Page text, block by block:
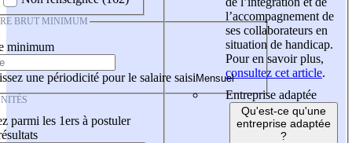
BRUT MINIMUM
minimum
une périodicité pour le salaire saisi
parmi les 1ers à postuler
l’accompagnement de
ses collaborateurs en
situation de handicap.
Pour en savoir plus,
consultez cet article.
Entreprise adaptée
Qu'est-ce qu'une
entreprise adaptée
?